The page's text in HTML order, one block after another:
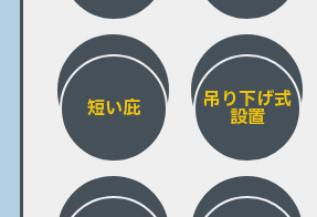
短い庇 吊り下げ式
設置